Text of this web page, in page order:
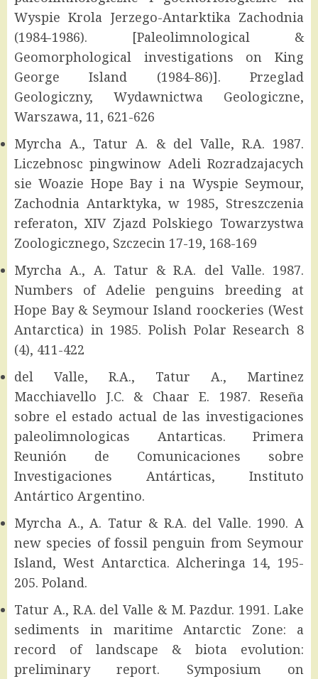
Wyspie Krola Jerzego-Antarktika Zachodnia
(1984-1986). [Paleolimnological &
Geomorphological investigations on King
George Island (1984-86)]. Przeglad
Geologiczny, Wydawnictwa Geologiczne,
Warszawa, 11, 621-626
Myrcha A., Tatur A. & del Valle, R.A. 1987.
Liczebnosc pingwinow Adeli Rozradzajacych
sie Woazie Hope Bay i na Wyspie Seymour,
Zachodnia Antarktyka, w 1985, Streszczenia
referaton, XIV Zjazd Polskiego Towarzystwa
Zoologicznego, Szczecin 17-19, 168-169
Myrcha A., A. Tatur & R.A. del Valle. 1987.
Numbers of Adelie penguins breeding at
Hope Bay & Seymour Island roockeries (West
Antarctica) in 1985. Polish Polar Research 8
(4), 411-422
del Valle, R.A., Tatur A., Martinez
Macchiavello J.C. & Chaar E. 1987. Reseña
sobre el estado actual de las investigaciones
paleolimnologicas Antarticas. Primera
Reunión de Comunicaciones sobre
Investigaciones Antárticas, Instituto
Antártico Argentino.
Myrcha A., A. Tatur & R.A. del Valle. 1990. A
new species of fossil penguin from Seymour
Island, West Antarctica. Alcheringa 14, 195-
205. Poland.
Tatur A., R.A. del Valle & M. Pazdur. 1991. Lake
sediments in maritime Antarctic Zone: a
record of landscape & biota evolution:
preliminary report. Symposium on